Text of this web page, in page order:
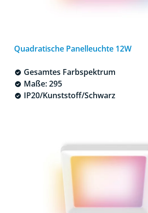
Quadratische Panelleuchte 12W
Gesamtes Farbspektrum
Maße: 295
IP20/Kunststoff/Schwarz